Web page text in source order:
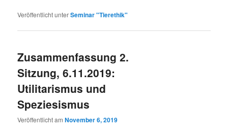
Veröffentlicht unterSeminar "Tierethik"
Zusammenfassung 2.
Sitzung, 6.11.2019:
Utilitarismus und
Speziesismus
Veröffentlicht amNovember 6, 2019